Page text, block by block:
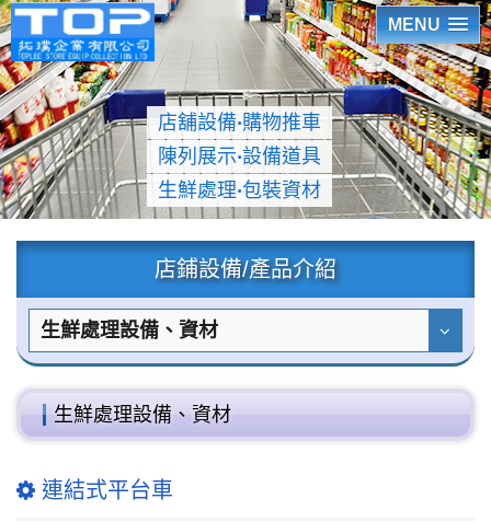
MENU
店舖設備‧購物推車
陳列展示‧設備道具
生鮮處理‧包裝資材
店鋪設備/產品介紹
生鮮處理設備、資材
生鮮處理設備、資材
連結式平台車